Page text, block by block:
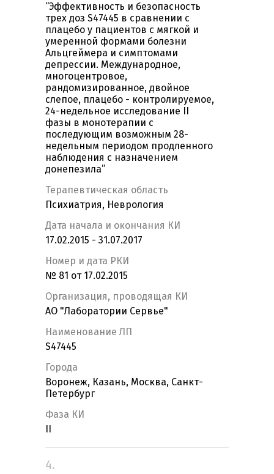
“Эффективность и безопасность
трех доз S47445 в сравнении с
плацебо у пациентов с мягкой и
умеренной формами болезни
Альцгеймера и симптомами
депрессии. Международное,
многоцентровое,
рандомизированное, двойное
слепое, плацебо - контролируемое,
24-недельное исследование II
фазы в монотерапии с
последующим возможным 28-
недельным периодом продленного
наблюдения с назначением
донепезила”
Терапевтическая область
Психиатрия, Неврология
Дата начала и окончания КИ
17.02.2015 - 31.07.2017
Номер и дата РКИ
№ 81 от 17.02.2015
Организация, проводящая КИ
АО "Лаборатории Сервье"
Наименование ЛП
S47445
Города
Воронеж, Казань, Москва, Санкт-
Петербург
Фаза КИ
4.